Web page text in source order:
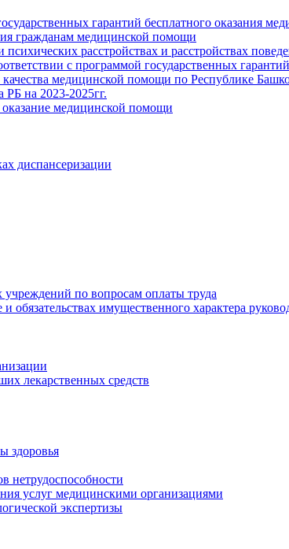
гарантий бесплатного оказания
гражданам медицинской помощи
расстройствах и расстройствах
с программой государственных
медицинской помощи по Республике
на 2023-2025гг.
оказание медицинской помощи
диспансеризации
по вопросам оплаты труда
обязательствах имущественного характера
лекарственных средств
здоровья
нетрудоспособности
услуг медицинскими организациями
экспертизы